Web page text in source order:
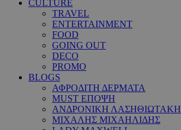
CULTURE
TRAVEL
ENTERTAINMENT
FOOD
GOING OUT
DECO
PROMO
BLOGS
ΑΦΡΟΔΙΤΗ ΔΕΡΜΑΤΑ
MUST ΕΠΟΨΗ
ΑΝΔΡΟΝΙΚΗ ΛΑΣΗΘΙΩΤΑΚΗ
ΜΙΧΑΛΗΣ ΜΙΧΑΗΛΙΔΗΣ